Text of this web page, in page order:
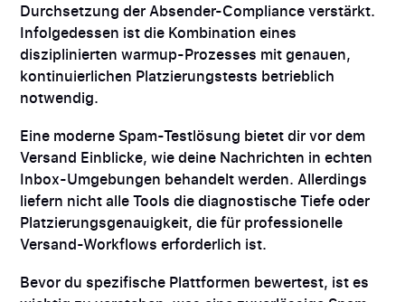
Durchsetzung der Absender-Compliance verstärkt.
Infolgedessen ist die Kombination eines
disziplinierten warmup-Prozesses mit genauen,
kontinuierlichen Platzierungstests betrieblich
notwendig.
Eine moderne Spam-Testlösung bietet dir vor dem
Versand Einblicke, wie deine Nachrichten in echten
Inbox-Umgebungen behandelt werden. Allerdings
liefern nicht alle Tools die diagnostische Tiefe oder
Platzierungsgenauigkeit, die für professionelle
Versand-Workflows erforderlich ist.
Bevor du spezifische Plattformen bewertest, ist es